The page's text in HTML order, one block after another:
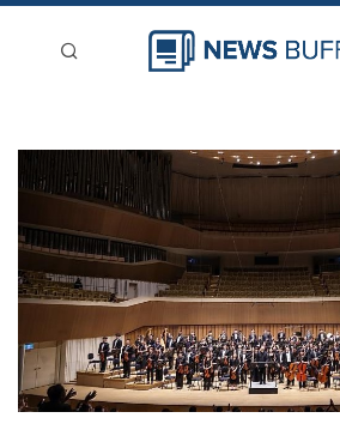
新聞稿分類
登入
刊登